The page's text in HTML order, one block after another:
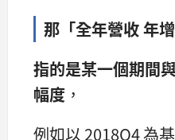
那「全年營收 年
指的是某一個期間
幅度 ，
例如以 2018Q4 為基